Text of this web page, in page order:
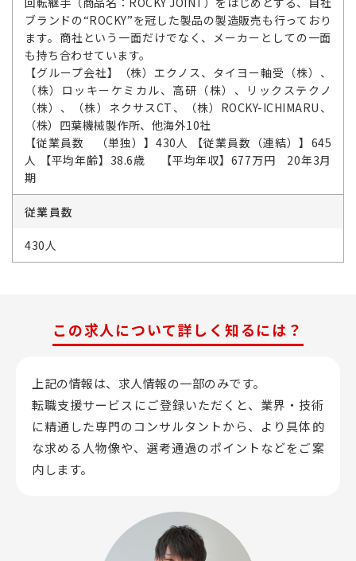
ブランドの“ROCKY”を冠した製品の製造販売も行っており
ます。商社という一面だけでなく、メーカーとしての一面
も持ち合わせています。
【グループ会社】（株）エクノス、タイヨー軸受（株）、
（株）ロッキーケミカル、高研（株）、リックステクノ
（株）、（株）ネクサスCT、（株）ROCKY-ICHIMARU、
（株）四葉機械製作所、他海外10社
【従業員数 （単独）】430人 【従業員数（連結）】645
人 【平均年齢】38.6歳 【平均年収】677万円 20年3月
期
従業員数
430人
この求人について詳しく知るには？
上記の情報は、求人情報の一部のみです。
転職支援サービスにご登録いただくと、業界・技術
に精通した専門のコンサルタントから、 より具体的
な求める人物像や、選考通過のポイントなどをご案
内します。